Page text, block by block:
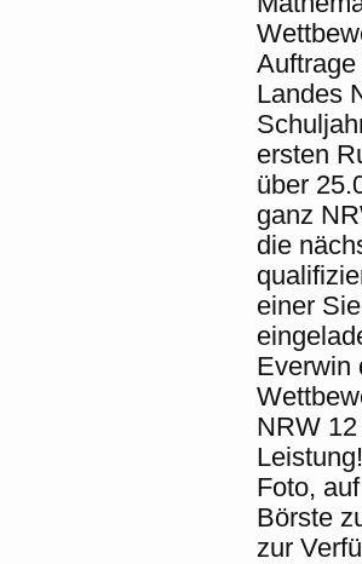
Landes
ersten
über
ganz
die
einer
Everwin
NRW
Foto,
Börste
zur